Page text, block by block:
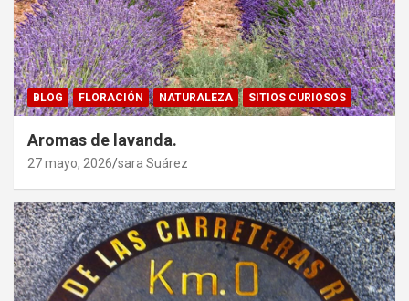
BLOG FLORACIÓN NATURALEZA SITIOS CURIOSOS
Aromas de lavanda.
27 mayo, 2026 sara Suárez